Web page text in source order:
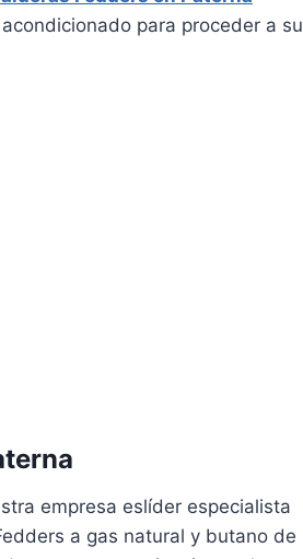
para proceder a su
empresa eslíder especialista
a gas natural y butano de